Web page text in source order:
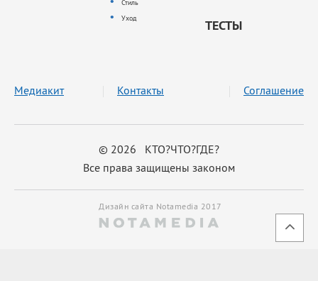
Стиль
Уход
ТЕСТЫ
© 2026 КТО?ЧТО?ГДЕ?
Все права защищены законом
Медиакит Контакты Соглашение
Дизайн сайта Notamedia 2017